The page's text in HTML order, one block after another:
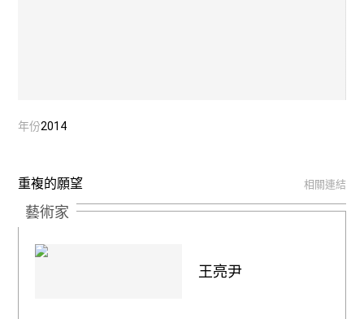
年份2014
重複的願望 相關連結
藝術家
王亮尹